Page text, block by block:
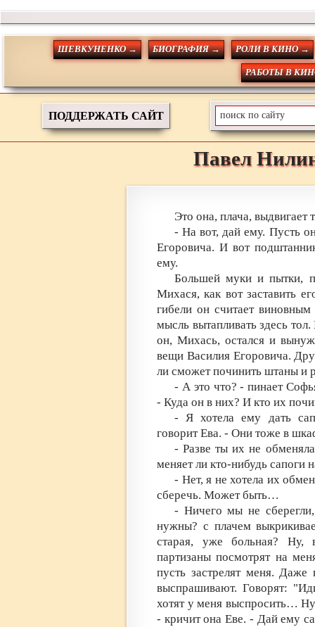
ШЕВКУНЕНКО → БИОГРАФИЯ → РОЛИ В КИНО →
РАБОТЫ В
ПОДДЕРЖАТЬ САЙТ
Павел
Это она, плача,
- На вот, дай ему. Пусть
Егоровича. И вот
ему.
Большей муки и пытки,
Михася, как вот заставить
гибели он считает
мысль вытапливать здесь
он, Михась, остался и
вещи Василия Егоровича.
ли сможет починить штаны и
- А это что? - пинает
- Куда он в них? И кто их
- Я хотела ему дать
говорит Ева. - Они тоже в
- Разве ты их не
меняет ли кто-нибудь
- Нет, я не хотела их
сберечь. Может быть…
- Ничего мы не
нужны? с плачем
старая, уже больная? Ну,
партизаны посмотрят на
пусть застрелят меня. Даже
выспрашивают. Говорят:
хотят у меня выспросить…
- кричит она Еве. - Дай ему